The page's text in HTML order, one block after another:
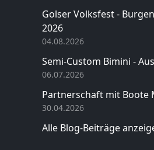
Golser Volksfest -
2026
04.08.2026
Semi-Custom Bimini -
06.07.2026
Partnerschaft mit Boote
30.04.2026
Alle Blog-Beiträge